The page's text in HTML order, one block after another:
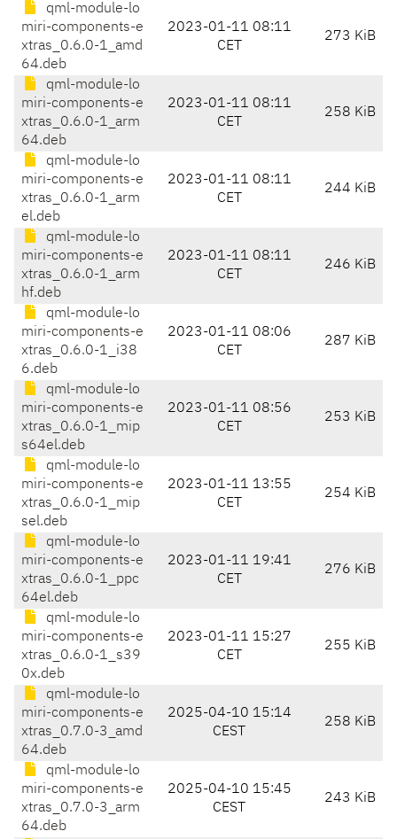
qml-module-lo
miri-components-e
xtras_0.6.0-1_amd
64.deb
2023-01-11 08:11
CET
273 KiB
qml-module-lo
miri-components-e
xtras_0.6.0-1_arm
64.deb
2023-01-11 08:11
CET
258 KiB
qml-module-lo
miri-components-e
xtras_0.6.0-1_arm
el.deb
2023-01-11 08:11
CET
244 KiB
qml-module-lo
miri-components-e
xtras_0.6.0-1_arm
hf.deb
2023-01-11 08:11
CET
246 KiB
qml-module-lo
miri-components-e
xtras_0.6.0-1_i38
6.deb
2023-01-11 08:06
CET
287 KiB
qml-module-lo
miri-components-e
xtras_0.6.0-1_mip
s64el.deb
2023-01-11 08:56
CET
253 KiB
qml-module-lo
miri-components-e
xtras_0.6.0-1_mip
sel.deb
2023-01-11 13:55
CET
254 KiB
qml-module-lo
miri-components-e
xtras_0.6.0-1_ppc
64el.deb
2023-01-11 19:41
CET
276 KiB
qml-module-lo
miri-components-e
xtras_0.6.0-1_s39
0x.deb
2023-01-11 15:27
CET
255 KiB
qml-module-lo
miri-components-e
xtras_0.7.0-3_amd
64.deb
2025-04-10 15:14
CEST
258 KiB
qml-module-lo
miri-components-e
xtras_0.7.0-3_arm
64.deb
2025-04-10 15:45
CEST
243 KiB